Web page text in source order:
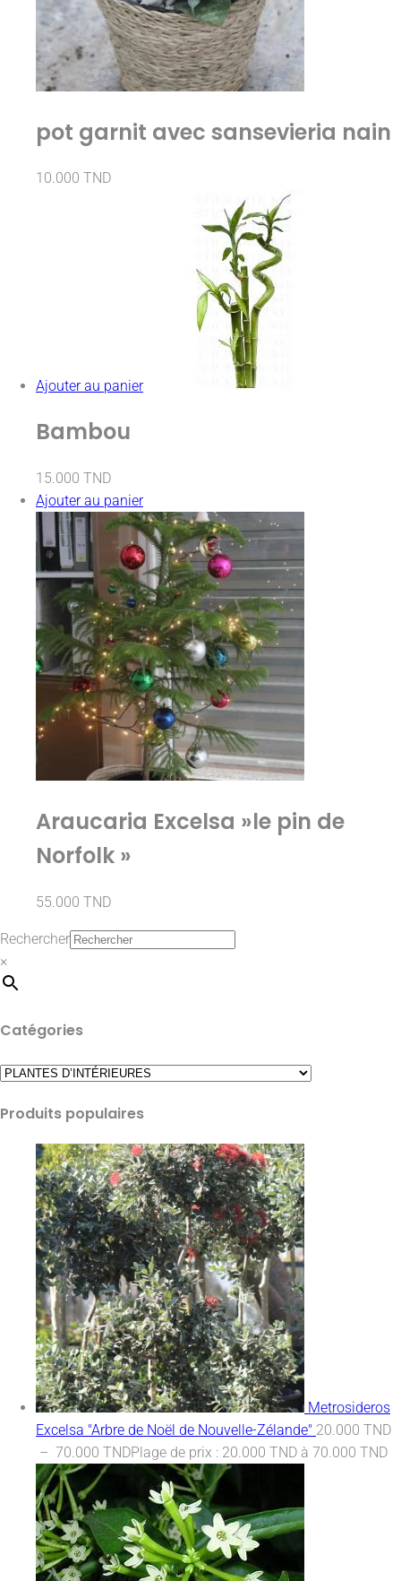
pot garnit avec sansevieria nain
10.000 TND
Ajouter au panier
Bambou
15.000 TND
Ajouter au panier
Araucaria Excelsa »le pin de
Norfolk »
55.000 TND
Rechercher
×
Catégories
Produits populaires
Metrosideros
Excelsa "Arbre de Noël de Nouvelle-Zélande" 20.000 TND
– 70.000 TNDPlage de prix : 20.000 TND à 70.000 TND